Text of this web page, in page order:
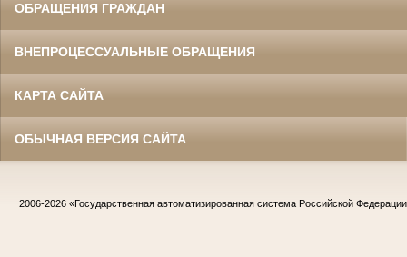
ОБРАЩЕНИЯ ГРАЖДАН
ВНЕПРОЦЕССУАЛЬНЫЕ ОБРАЩЕНИЯ
КАРТА САЙТА
ОБЫЧНАЯ ВЕРСИЯ САЙТА
2006-2026 «Государственная автоматизированная система Российской